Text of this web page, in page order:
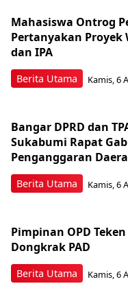
Berita Utama
Mahasiswa Ontrog
Pertanyakan Proyek
dan IPA
Kamis, 6
Berita Utama
Bangar DPRD dan
Sukabumi Rapat
Penganggaran
Kamis, 6
Berita Utama
Pimpinan OPD
Dongkrak PAD
Kamis, 6